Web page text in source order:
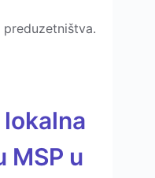
lokalna
MSP u